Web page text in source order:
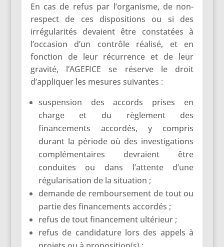
En cas de refus par l’organisme, de non-
respect de ces dispositions ou si des
irrégularités devaient être constatées à
l’occasion d’un contrôle réalisé, et en
fonction de leur récurrence et de leur
gravité, l’AGEFICE se réserve le droit
d’appliquer les mesures suivantes :
suspension des accords prises en
charge et du règlement des
financements accordés, y compris
durant la période où des investigations
complémentaires devraient être
conduites ou dans l’attente d’une
régularisation de la situation ;
demande de remboursement de tout ou
partie des financements accordés ;
refus de tout financement ultérieur ;
refus de candidature lors des appels à